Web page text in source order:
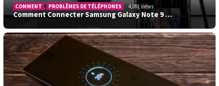
COMMENT , PROBLÈMES DE TÉLÉPHONES 4,091 views
Comment Connecter Samsung Galaxy Note 9 …